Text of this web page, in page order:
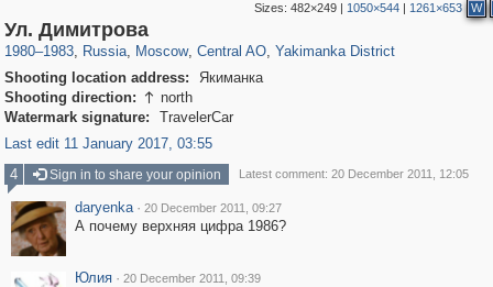
Sizes:482×249 | 1050×544 | 1261×653 W
Ул. Димитрова
1980–1983, Russia
1,405,755
, Moscow
319,716 8,286
, Central AO
159,930
, Yakimanka District
Shooting location address:
Якиманка
Shooting direction:  north
Watermark signature:
TravelerCar
Last edit 11 January 2017, 03:55
4
Sign in to share your opinion Latest comment: 20 December 2011, 12:05
daryenka · 20 December 2011, 09:27
А почему верхняя цифра 1986?
Юлия · 20 December 2011, 09:39